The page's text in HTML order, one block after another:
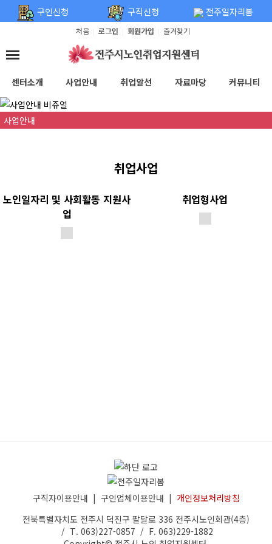
탑메뉴 바로가기
본문 바로가기구인신청 구직신청 전주일자리봄
처음 로그인 회원가입 즐겨찾기
센터소개 사업안내 취업알선 자료마당 커뮤니티
사업안내
취업사업
노인일자리 및 사회활동 지원사
업
취업형사업
구직자이용안내 | 구인업체이용안내 | 개인정보처리방침
전북특별자치도 전주시 덕진구 팔달로 336 전주시노인회관(4층)
/ T. 063)227-0857 / F. 063)229-1882